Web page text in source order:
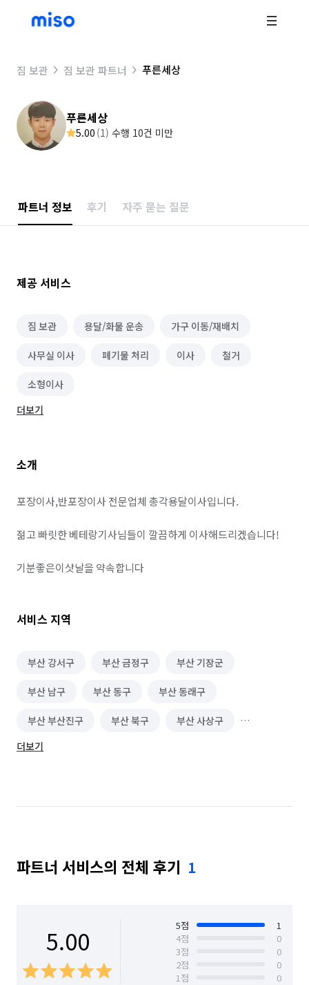
짐 보관 짐 보관 파트너 푸른세상
푸른세상
5.00 (1) 수행 10건 미만
파트너 정보 후기 자주 묻는 질문
제공 서비스
짐 보관 용달/화물 운송 가구 이동/재배치
사무실 이사 폐기물 처리 이사 철거
소형이사
더보기
소개
포장이사,반포장이사 전문업체 총각용달이사입니다.
젊고 빠릿한 베테랑기사님들이 깔끔하게 이사해드리겠습니다!
기분좋은이삿날을 약속합니다
서비스 지역
부산 강서구 부산 금정구 부산 기장군
부산 남구 부산 동구 부산 동래구
부산 부산진구 부산 북구 부산 사상구
부산 사하구
부산 해운대구
더보기
파트너 서비스의 전체 후기 1
5.00 5점
1
4점
0
3점
0
2점
0
1점
0